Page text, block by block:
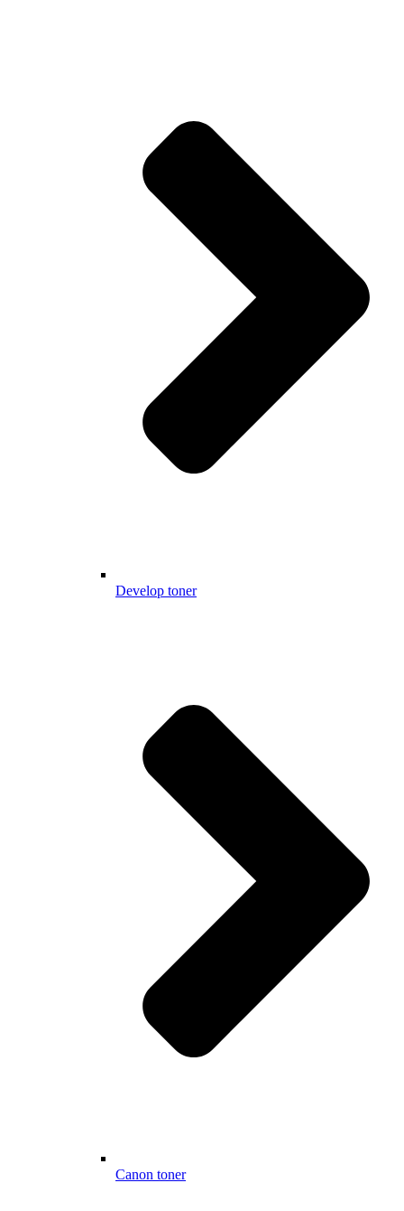
Develop toner
Canon toner